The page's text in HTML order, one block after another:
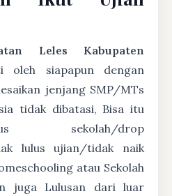
Leles Kabupaten
oleh siapapun dengan
jenjang SMP/MTs
tidak dibatasi, Bisa itu
sekolah/drop
lulus ujian/tidak naik
atau Sekolah
juga Lulusan dari luar